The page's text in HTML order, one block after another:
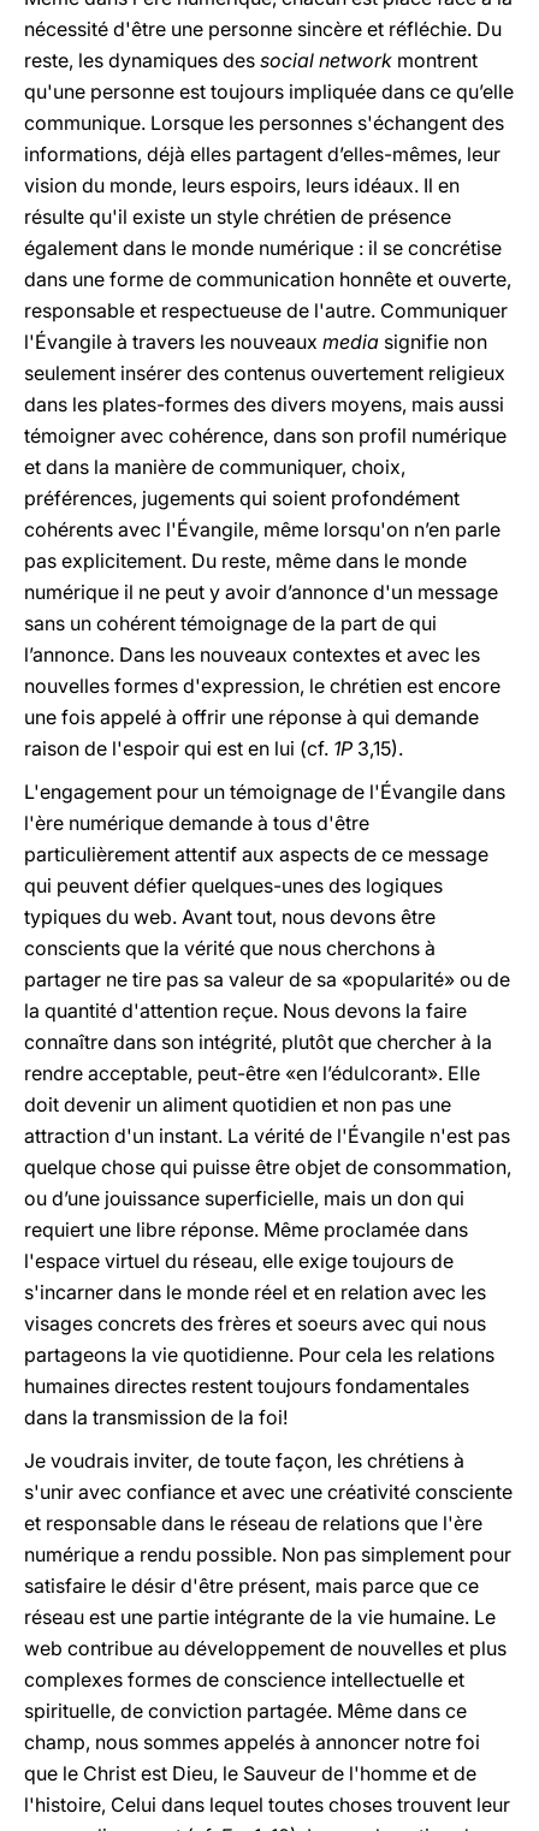
nécessité d'être une personne sincère et réfléchie. Du
reste, les dynamiques des social network montrent
qu'une personne est toujours impliquée dans ce qu’elle
communique. Lorsque les personnes s'échangent des
informations, déjà elles partagent d’elles-mêmes, leur
vision du monde, leurs espoirs, leurs idéaux. Il en
résulte qu'il existe un style chrétien de présence
également dans le monde numérique : il se concrétise
dans une forme de communication honnête et ouverte,
responsable et respectueuse de l'autre. Communiquer
l'Évangile à travers les nouveaux media signifie non
seulement insérer des contenus ouvertement religieux
dans les plates-formes des divers moyens, mais aussi
témoigner avec cohérence, dans son profil numérique
et dans la manière de communiquer, choix,
préférences, jugements qui soient profondément
cohérents avec l'Évangile, même lorsqu'on n’en parle
pas explicitement. Du reste, même dans le monde
numérique il ne peut y avoir d’annonce d'un message
sans un cohérent témoignage de la part de qui
l’annonce. Dans les nouveaux contextes et avec les
nouvelles formes d'expression, le chrétien est encore
une fois appelé à offrir une réponse à qui demande
raison de l'espoir qui est en lui (cf. 1P 3,15).
L'engagement pour un témoignage de l'Évangile dans
l'ère numérique demande à tous d'être
particulièrement attentif aux aspects de ce message
qui peuvent défier quelques-unes des logiques
typiques du web. Avant tout, nous devons être
conscients que la vérité que nous cherchons à
partager ne tire pas sa valeur de sa «popularité» ou de
la quantité d'attention reçue. Nous devons la faire
connaître dans son intégrité, plutôt que chercher à la
rendre acceptable, peut-être «en l’édulcorant». Elle
doit devenir un aliment quotidien et non pas une
attraction d'un instant. La vérité de l'Évangile n'est pas
quelque chose qui puisse être objet de consommation,
ou d’une jouissance superficielle, mais un don qui
requiert une libre réponse. Même proclamée dans
l'espace virtuel du réseau, elle exige toujours de
s'incarner dans le monde réel et en relation avec les
visages concrets des frères et soeurs avec qui nous
partageons la vie quotidienne. Pour cela les relations
humaines directes restent toujours fondamentales
dans la transmission de la foi!
Je voudrais inviter, de toute façon, les chrétiens à
s'unir avec confiance et avec une créativité consciente
et responsable dans le réseau de relations que l'ère
numérique a rendu possible. Non pas simplement pour
satisfaire le désir d'être présent, mais parce que ce
réseau est une partie intégrante de la vie humaine. Le
web contribue au développement de nouvelles et plus
complexes formes de conscience intellectuelle et
spirituelle, de conviction partagée. Même dans ce
champ, nous sommes appelés à annoncer notre foi
que le Christ est Dieu, le Sauveur de l'homme et de
l'histoire, Celui dans lequel toutes choses trouvent leur